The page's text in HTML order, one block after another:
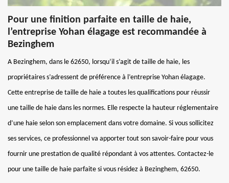
Pour une finition parfaite en taille de haie,
l’entreprise Yohan élagage est recommandée à
Bezinghem
A Bezinghem, dans le 62650, lorsqu’il s’agit de taille de haie, les
propriétaires s’adressent de préférence à l’entreprise Yohan élagage.
Cette entreprise de taille de haie a toutes les qualifications pour réussir
une taille de haie dans les normes. Elle respecte la hauteur réglementaire
d’une haie selon son emplacement dans votre domaine. Si vous sollicitez
ses services, ce professionnel va apporter tout son savoir-faire pour vous
fournir une prestation de qualité répondant à vos attentes. Contactez-le
pour une taille de haie parfaite si vous résidez à Bezinghem, 62650.